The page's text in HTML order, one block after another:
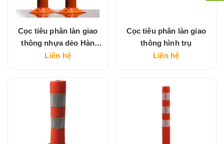
Cọc tiêu phân làn giao
thông nhựa dẻo Hàn
Quốc
Liên hệ
Cọc tiêu phân làn giao
thông hình trụ
Liên hệ